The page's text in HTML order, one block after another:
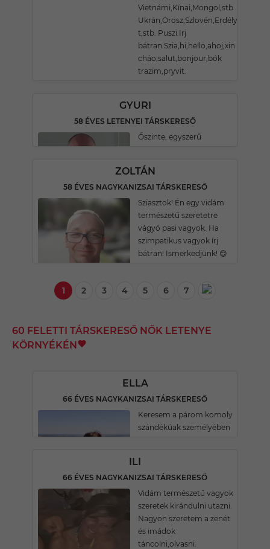
Vietnámi,Kínai,Mongol,stb
t,stb. Puszi.Irj
bátran.Szia,hi,hello,ahoj,xin
cháo,salut,bonjour,bók
trazim,pryvit.
GYURI
58 ÉVES LETENYEI TÁRSKERESŐ
Őszinte, egyszerű
ZOLTÁN
58 ÉVES NAGYKANIZSAI TÁRSKERESŐ
Sziasztok! Én egy vidám
természetű szeretetre
vágyó pasi vagyok. Ha
szimpatikus vagyok írj
bátran! Ismerkedjünk! 😊
1 2 3 4 5 6 7
60 FELETTI TÁRSKERESŐ NŐK LETENYE
KÖRNYÉKÉN
ELLA
66 ÉVES NAGYKANIZSAI TÁRSKERESŐ
Keresem a párom komoly
szándékúak személyében
ILI
66 ÉVES NAGYKANIZSAI TÁRSKERESŐ
Vidám természetű vagyok
szeretek kirándulni utazni.
Nagyon szeretem a zenét
és imádok
táncolni,olvasni.